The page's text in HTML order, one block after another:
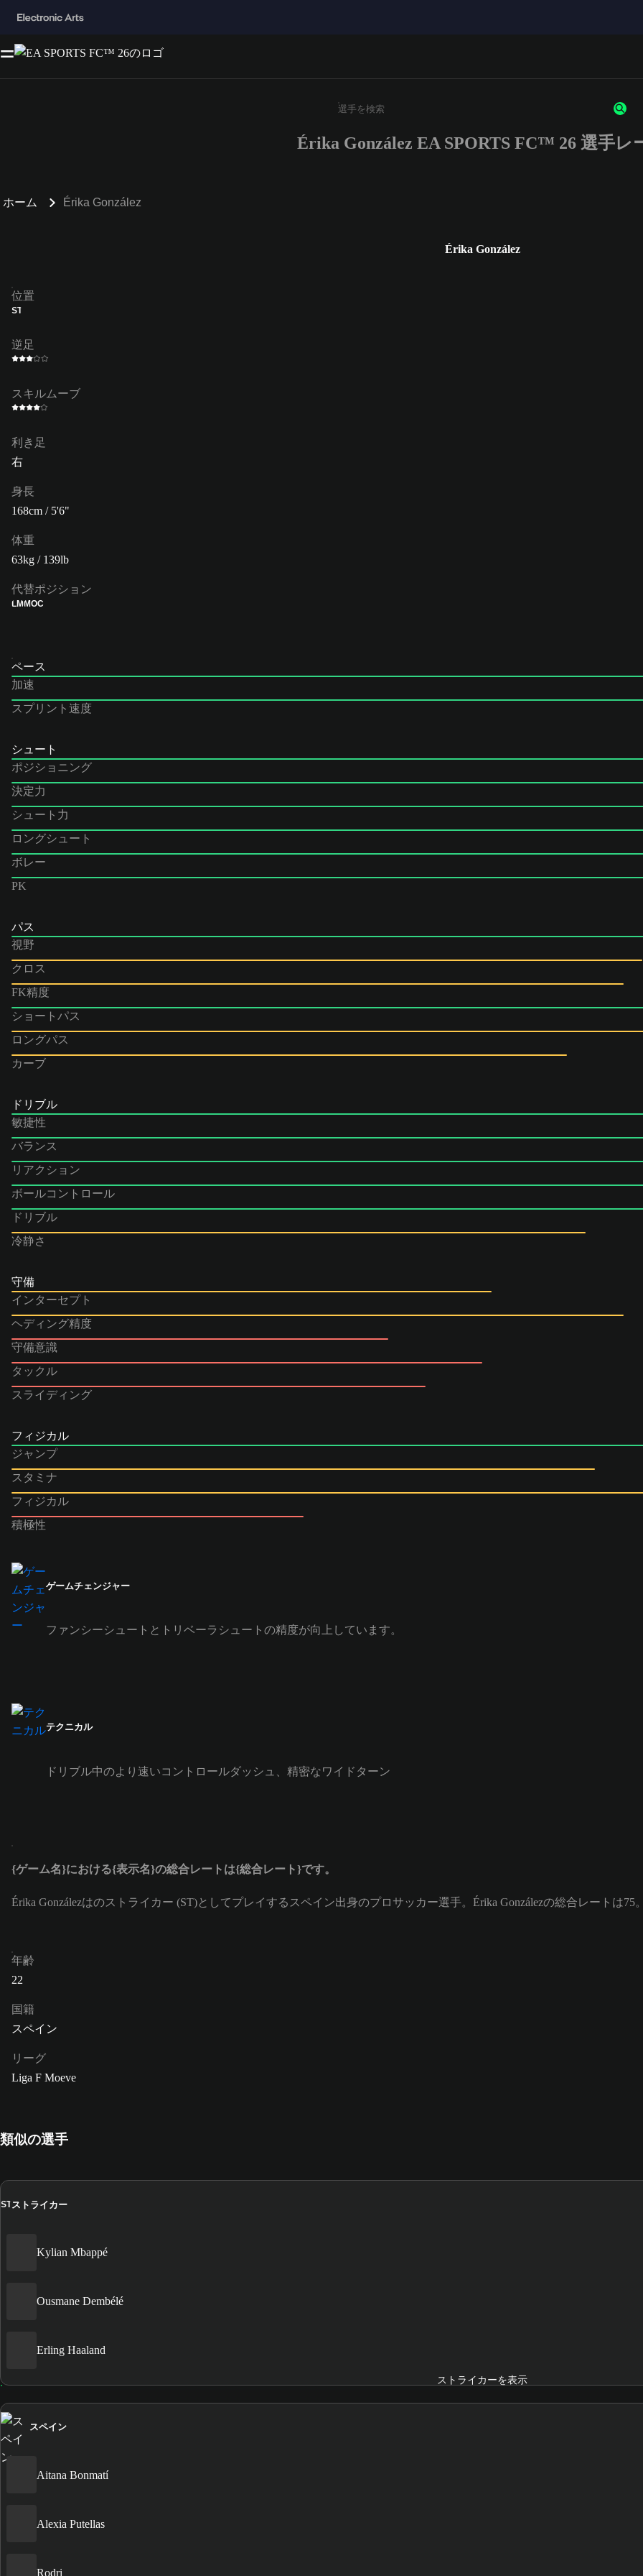
3文字以上の文字または数字を入力してください。
Érika González EA SPORTS FC™ 26 選手レ
ホーム Érika González
Érika González
位置
ST
逆足
スキルムーブ
利き足
右
身長
168cm / 5'6"
体重
63kg / 139lb
代替ポジション
LMMOC
ペース
加速
スプリント速度
シュート
ポジショニング
決定力
シュート力
ロングシュート
ボレー
PK
パス
視野
クロス
FK精度
ショートパス
ロングパス
カーブ
ドリブル
敏捷性
バランス
リアクション
ボールコントロール
ドリブル
冷静さ
守備
インターセプト
ヘディング精度
守備意識
タックル
スライディング
フィジカル
ジャンプ
スタミナ
フィジカル
積極性
ゲームチェンジャー
ファンシーシュートとトリベーラシュートの精度が向上しています。
テクニカル
ドリブル中のより速いコントロールダッシュ、精密なワイドターン
{ゲーム名}における{表示名}の総合レートは{総合レート}です。
Érika Gonzálezはのストライカー (ST)としてプレイするスペイン出身のプロサッカー選手。Érika Gonzálezの総合レートは75
年齢
22
国籍
スペイン
リーグ
Liga F Moeve
類似の選手
ST ストライカー
Kylian Mbappé
Ousmane Dembélé
Erling Haaland
ストライカーを表示
スペイン
Aitana Bonmatí
Alexia Putellas
Rodri